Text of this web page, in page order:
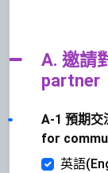
A. 邀請
partner
A-1 預期
for
英語